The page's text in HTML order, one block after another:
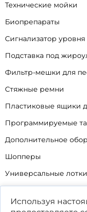
Технические мойки
Биопрепараты
Сигнализатор уровня
Подставка под
Фильтр-мешки для
Стяжные ремни
Пластиковые ящики
Программируемые
Дополнительное
Шопперы
Универсальные
Уцененные товары
Используя